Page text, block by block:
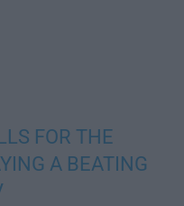
FOR THE
A BEATING